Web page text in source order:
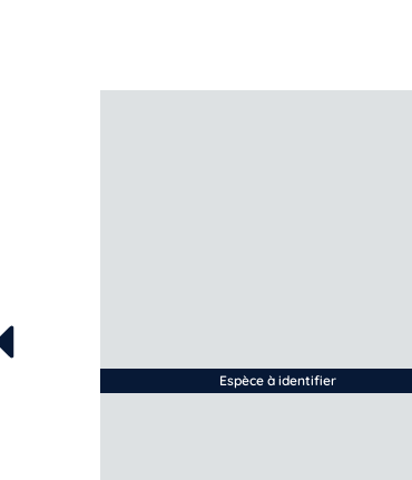
Espèce à identifier